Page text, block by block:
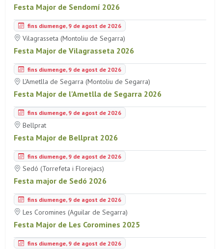
Festa Major de Sendomí 2026
fins diumenge, 9 de agost de 2026
Vilagrasseta (Montoliu de Segarra)
Festa Major de Vilagrasseta 2026
fins diumenge, 9 de agost de 2026
L'Ametlla de Segarra (Montoliu de Segarra)
Festa Major de l'Ametlla de Segarra 2026
fins diumenge, 9 de agost de 2026
Bellprat
Festa Major de Bellprat 2026
fins diumenge, 9 de agost de 2026
Sedó (Torrefeta i Florejacs)
Festa major de Sedó 2026
fins diumenge, 9 de agost de 2026
Les Coromines (Aguilar de Segarra)
Festa Major de Les Coromines 2025
fins diumenge, 9 de agost de 2026